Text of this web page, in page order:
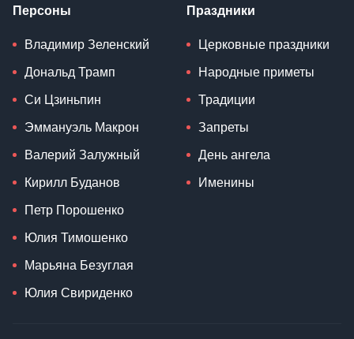
Персоны
Владимир Зеленский
Дональд Трамп
Си Цзиньпин
Эммануэль Макрон
Валерий Залужный
Кирилл Буданов
Петр Порошенко
Юлия Тимошенко
Марьяна Безуглая
Юлия Свириденко
Праздники
Церковные праздники
Народные приметы
Традиции
Запреты
День ангела
Именины